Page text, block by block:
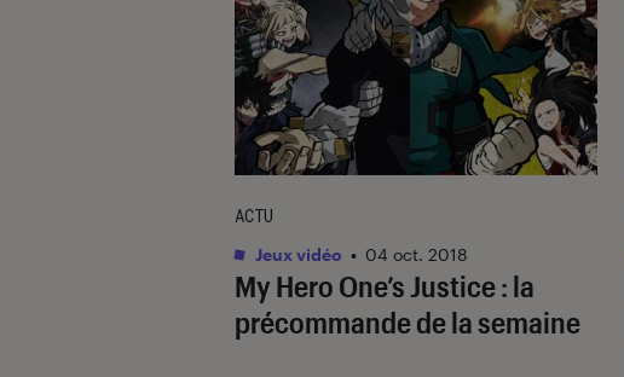
My Hero One’s Justice : la
précommande de la semaine
ACTU
Jeux vidéo • 04 oct. 2018